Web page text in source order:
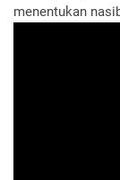
menentukan